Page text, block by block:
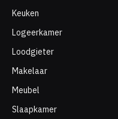
Keuken
Logeerkamer
Loodgieter
Makelaar
Meubel
Slaapkamer